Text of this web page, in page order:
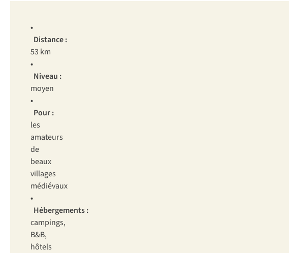
•
Distance :
53 km
•
Niveau :
moyen
•
Pour :
les
amateurs
de
beaux
villages
médiévaux
•
Hébergements :
campings,
B&B,
hôtels